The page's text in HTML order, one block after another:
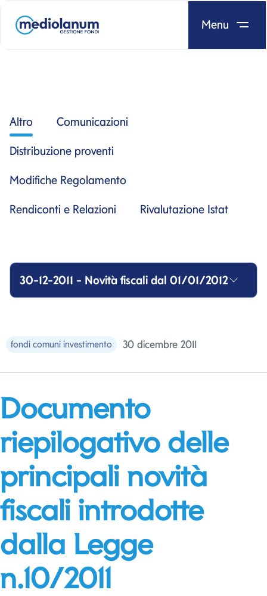
Salta al contenuto
Menu
Altro Comunicazioni
Distribuzione proventi
Modifiche Regolamento
Rendiconti e Relazioni Rivalutazione Istat
30-12-2011 - Novità fiscali dal 01/01/2012
fondi comuni investimento 30 dicembre 2011
Documento
riepilogativo delle
principali novità
fiscali introdotte
dalla Legge
n.10/2011